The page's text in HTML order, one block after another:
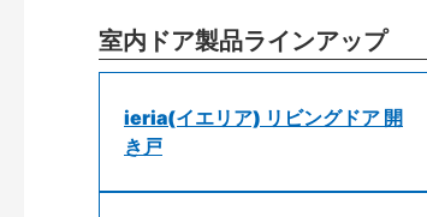
室内ドア製品ラインアップ
ieria(イエリア) リビングドア 開
き戸